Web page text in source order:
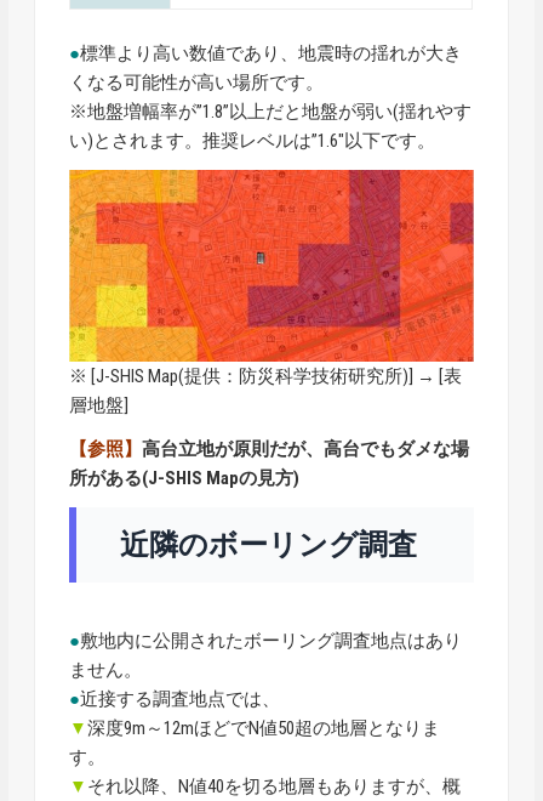
●標準より高い数値であり、地震時の揺れが大き
くなる可能性が高い場所です。
※地盤増幅率が”1.8”以上だと地盤が弱い(揺れやす
い)とされます。推奨レベルは”1.6″以下です。
※ [J-SHIS Map(提供：防災科学技術研究所)] → [表
層地盤]
【参照】高台立地が原則だが、高台でもダメな場
所がある(J-SHIS Mapの見方)
近隣のボーリング調査
●敷地内に公開されたボーリング調査地点はあり
ません。
●近接する調査地点では、
▼深度9m～12mほどでN値50超の地層となりま
す。
▼ それ以降、N値40を切る地層もありますが、概